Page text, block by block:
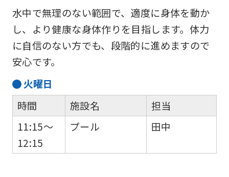
水中で無理のない範囲で、適度に身体を動か
し、より健康な身体作りを目指します。体力
に自信のない方でも、段階的に進めますので
安心です。
火曜日
時間
11:15～
12:15
施設名
プール
担当
田中